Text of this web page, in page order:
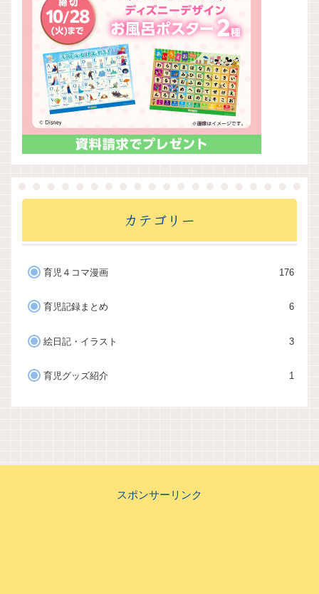
カテゴリー
育児４コマ漫画 176
育児記録まとめ 6
絵日記・イラスト 3
育児グッズ紹介 1
スポンサーリンク